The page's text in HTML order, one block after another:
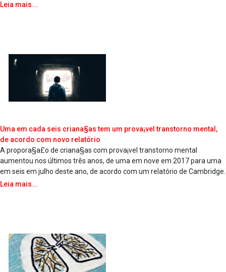
Leia mais...
Uma em cada seis criana§as tem um prova¡vel transtorno mental,
de acordo com novo relatório
A propora§a£o de criana§as com prova¡vel transtorno mental
aumentou nos últimos três anos, de uma em nove em 2017 para uma
em seis em julho deste ano, de acordo com um relatório de Cambridge.
Leia mais...